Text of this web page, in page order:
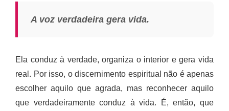
A voz verdadeira gera vida.
Ela conduz à verdade, organiza o interior e gera vida
real. Por isso, o discernimento espiritual não é apenas
escolher aquilo que agrada, mas reconhecer aquilo
que verdadeiramente conduz à vida. É, então, que